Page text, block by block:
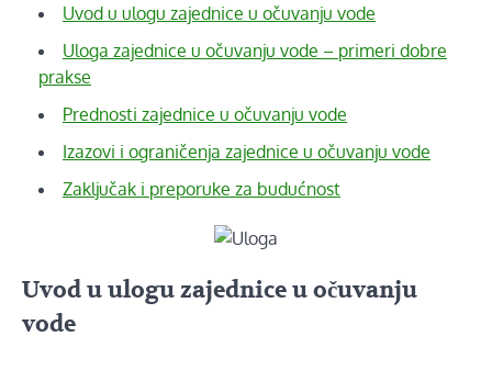
Uvod u ulogu zajednice u očuvanju vode
Uloga zajednice u očuvanju vode – primeri dobre
prakse
Prednosti zajednice u očuvanju vode
Izazovi i ograničenja zajednice u očuvanju vode
Zaključak i preporuke za budućnost
Uvod u ulogu zajednice u očuvanju
vode